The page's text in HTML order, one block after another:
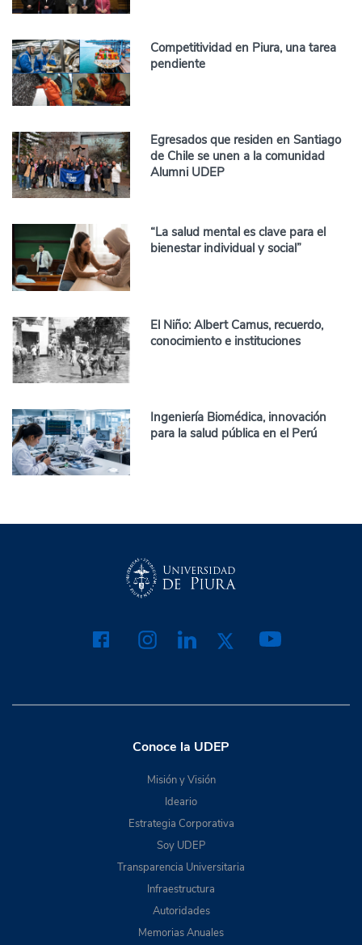
Competitividad en Piura, una tarea
pendiente
Egresados que residen en Santiago
de Chile se unen a la comunidad
Alumni UDEP
“La salud mental es clave para el
bienestar individual y social”
El Niño: Albert Camus, recuerdo,
conocimiento e instituciones
Ingeniería Biomédica, innovación
para la salud pública en el Perú
Conoce la UDEP
Misión y Visión
Ideario
Estrategia Corporativa
Soy UDEP
Transparencia Universitaria
Infraestructura
Autoridades
Memorias Anuales